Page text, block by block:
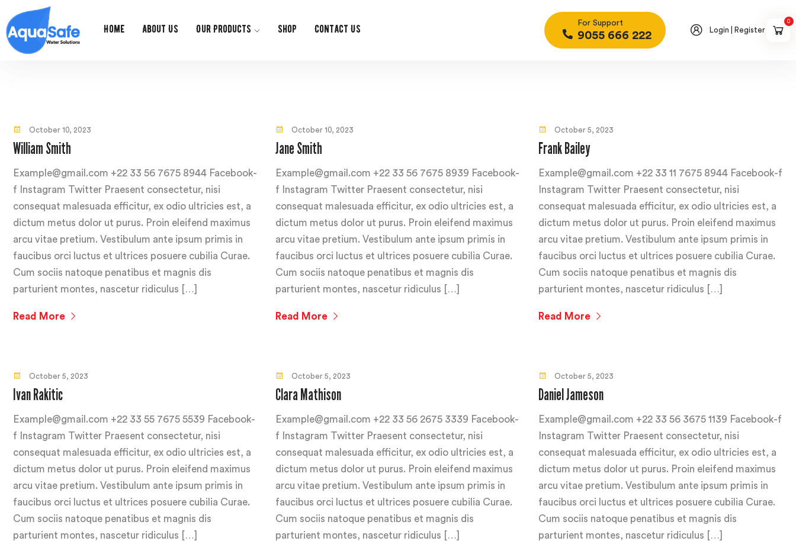
Home About Us Our Products Shop Contact Us
For Support
9055 666 222 Login | Register
0
October 10, 2023
William Smith
Example@gmail.com +22 33 56 7675 8944 Facebook-
f Instagram Twitter Praesent consectetur, nisi
consequat malesuada efficitur, ex odio ultricies est, a
dictum metus dolor ut purus. Proin eleifend maximus
arcu vitae pretium. Vestibulum ante ipsum primis in
faucibus orci luctus et ultrices posuere cubilia Curae.
Cum sociis natoque penatibus et magnis dis
parturient montes, nascetur ridiculus […]
Read More
October 10, 2023
Jane Smith
Example@gmail.com +22 33 56 7675 8939 Facebook-
f Instagram Twitter Praesent consectetur, nisi
consequat malesuada efficitur, ex odio ultricies est, a
dictum metus dolor ut purus. Proin eleifend maximus
arcu vitae pretium. Vestibulum ante ipsum primis in
faucibus orci luctus et ultrices posuere cubilia Curae.
Cum sociis natoque penatibus et magnis dis
parturient montes, nascetur ridiculus […]
Read More
October 5, 2023
Frank Bailey
Example@gmail.com +22 33 11 7675 8944 Facebook-f
Instagram Twitter Praesent consectetur, nisi
consequat malesuada efficitur, ex odio ultricies est, a
dictum metus dolor ut purus. Proin eleifend maximus
arcu vitae pretium. Vestibulum ante ipsum primis in
faucibus orci luctus et ultrices posuere cubilia Curae.
Cum sociis natoque penatibus et magnis dis
parturient montes, nascetur ridiculus […]
Read More
October 5, 2023
Ivan Rakitic
Example@gmail.com +22 33 55 7675 5539 Facebook-
f Instagram Twitter Praesent consectetur, nisi
consequat malesuada efficitur, ex odio ultricies est, a
dictum metus dolor ut purus. Proin eleifend maximus
arcu vitae pretium. Vestibulum ante ipsum primis in
faucibus orci luctus et ultrices posuere cubilia Curae.
Cum sociis natoque penatibus et magnis dis
parturient montes, nascetur ridiculus […]
October 5, 2023
Clara Mathison
Example@gmail.com +22 33 56 2675 3339 Facebook-
f Instagram Twitter Praesent consectetur, nisi
consequat malesuada efficitur, ex odio ultricies est, a
dictum metus dolor ut purus. Proin eleifend maximus
arcu vitae pretium. Vestibulum ante ipsum primis in
faucibus orci luctus et ultrices posuere cubilia Curae.
Cum sociis natoque penatibus et magnis dis
parturient montes, nascetur ridiculus […]
October 5, 2023
Daniel Jameson
Example@gmail.com +22 33 56 3675 1139 Facebook-f
Instagram Twitter Praesent consectetur, nisi
consequat malesuada efficitur, ex odio ultricies est, a
dictum metus dolor ut purus. Proin eleifend maximus
arcu vitae pretium. Vestibulum ante ipsum primis in
faucibus orci luctus et ultrices posuere cubilia Curae.
Cum sociis natoque penatibus et magnis dis
parturient montes, nascetur ridiculus […]